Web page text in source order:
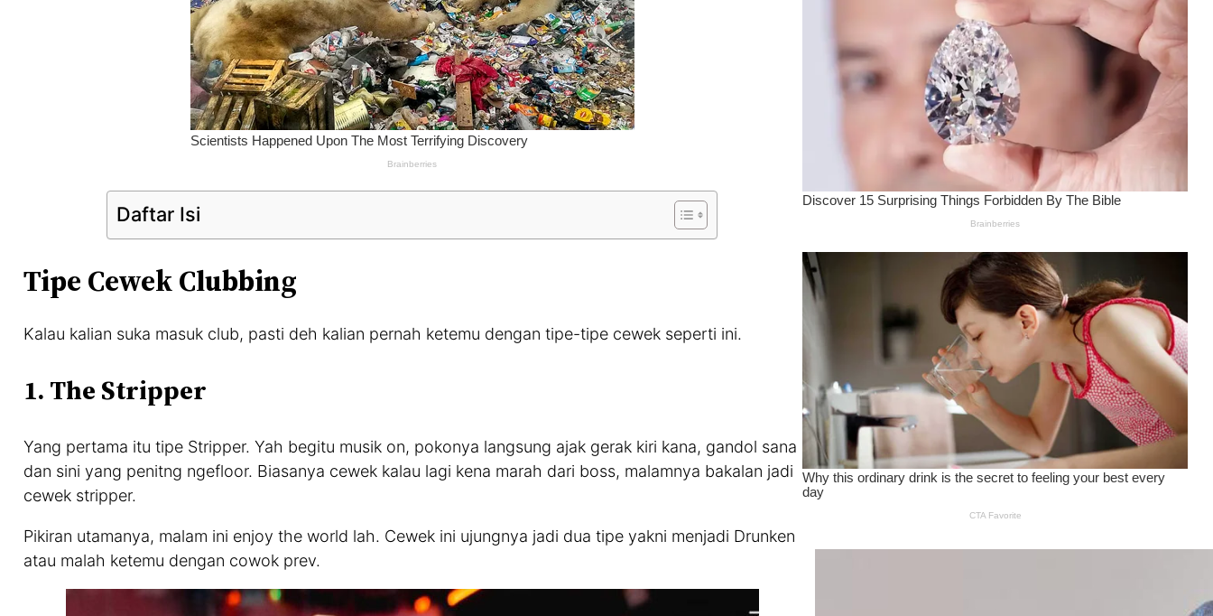
Daftar Isi
Tipe Cewek Clubbing
Kalau kalian suka masuk club, pasti deh kalian pernah ketemu dengan tipe-tipe cewek seperti ini.
1. The Stripper
Yang pertama itu tipe Stripper. Yah begitu musik on, pokonya langsung ajak gerak kiri kana, gandol sana
dan sini yang penitng ngefloor. Biasanya cewek kalau lagi kena marah dari boss, malamnya bakalan jadi
cewek stripper.
Pikiran utamanya, malam ini enjoy the world lah. Cewek ini ujungnya jadi dua tipe yakni menjadi Drunken
atau malah ketemu dengan cowok prev.
Wanita Pamer Pakaian